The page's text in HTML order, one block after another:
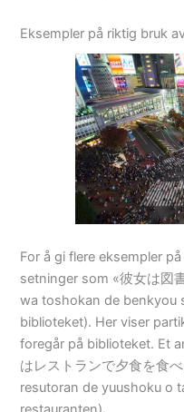
Eksempler på riktig bruk
For å gi flere eksempler
setninger som «彼女は図
wa toshokan de benkyou
biblioteket). Her viser
foregår på biblioteket. Et
はレストランで夕食を食
resutoran de yuushoku o